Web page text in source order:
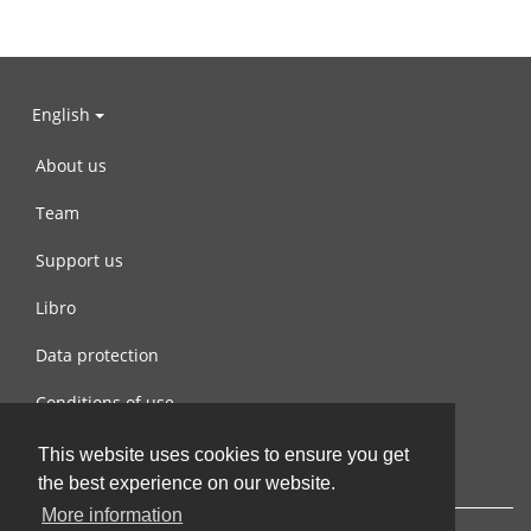
This website uses cookies to ensure you get
the best experience on our website.
More information
English
About us
Team
Support us
Libro
Data protection
Conditions of use
Contact us